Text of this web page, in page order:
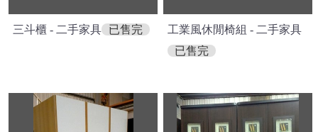
三斗櫃 - 二手家具 已售完
工業風休閒椅組 - 二手家具
已售完